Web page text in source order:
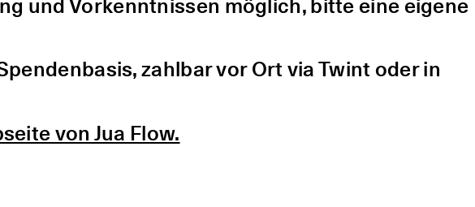
und Vorkenntnissen möglich, bitte eine eigene
zahlbar vor Ort via Twint oder in
von Jua Flow.